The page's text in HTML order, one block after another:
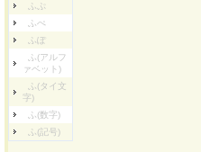
ふぷ
ふぺ
ふぽ
ふ(アルフ
ァベット)
ふ(タイ文
字)
ふ(数字)
ふ(記号)